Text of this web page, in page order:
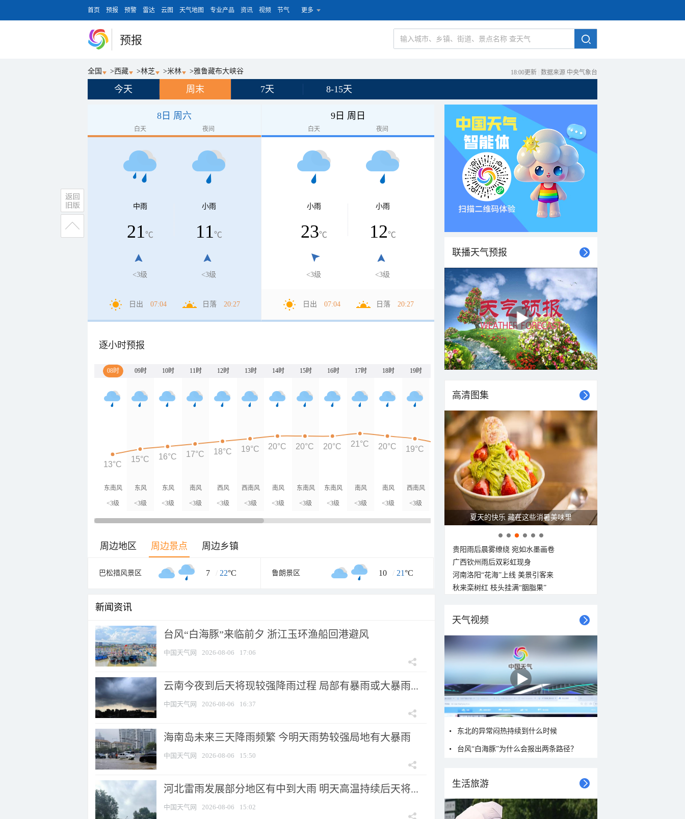
首页 预报 预警 雷达 云图 天气地图 专业产品 资讯 视频 节气 更多
预报
全国 >西藏 >林芝 >米林 >雅鲁藏布大峡谷 18:00更新 数据来源 中央气象台
今天 周末 7天 8-15天
8日 周六
白天 夜间
中雨
21℃
<3级
小雨
11℃
<3级
日出 07:04 日落 20:27
9日 周日
白天 夜间
小雨
23℃
<3级
小雨
12℃
<3级
日出 07:04 日落 20:27
逐小时预报
08时 09时 10时 11时 12时 13时 14时 15时 16时 17时 18时 19时 20时 21时 22时 23时 00时 01时
东南风
<3级
东风
<3级
东风
<3级
南风
<3级
西风
<3级
西南风
<3级
南风
<3级
东南风
<3级
东南风
<3级
南风
<3级
南风
<3级
西南风
<3级
西南风
<3级
东南风
<3级
南风
<3级
南风
<3级
南风
<3级
13°C
15°C 16°C 17°C 18°C 19°C 20°C 20°C 20°C 21°C 20°C 19°C
16°C 15°C 14°C
周边地区 周边景点 周边乡镇
巴松措风景区 7 / 22°C 鲁朗景区 10 / 21°C
新闻资讯
台风“白海豚”来临前夕 浙江玉环渔船回港避风
中国天气网 2026-08-06 17:06
云南今夜到后天将现较强降雨过程 局部有暴雨或大暴雨...
中国天气网 2026-08-06 16:37
海南岛未来三天降雨频繁 今明天雨势较强局地有大暴雨
中国天气网 2026-08-06 15:50
河北雷雨发展部分地区有中到大雨 明天高温持续后天将...
中国天气网 2026-08-06 15:02
联播天气预报
高清图集
夏天的快乐 藏在这些消暑美味里
贵阳雨后晨雾缭绕 宛如水墨画卷
广西钦州雨后双彩虹现身
河南洛阳“花海”上线 美景引客来
秋来栾树红 枝头挂满“胭脂果”
天气视频
东北的异常闷热持续到什么时候
台风“白海豚”为什么会报出两条路径？
生活旅游